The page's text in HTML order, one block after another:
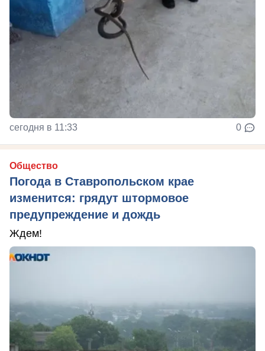
сегодня в 11:33 0
Общество
Погода в Ставропольском крае
изменится: грядут штормовое
предупреждение и дождь
Ждем!